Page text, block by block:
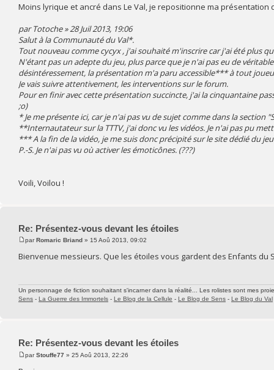
Moins lyrique et ancré dans Le Val, je repositionne ma présentation
par Totoche » 28 Juil 2013, 19:06
Salut à la Communauté du Val*.
Tout nouveau comme cycyx , j'ai souhaité m'inscrire car j'ai été plus
N'étant pas un adepte du jeu, plus parce que je n'ai pas eu de
désintéressement, la présentation m'a paru accessible*** à tout
Je vais suivre attentivement, les interventions sur le forum.
Pour en finir avec cette présentation succincte, j'ai la cinquantaine
;o)
* Je me présente ici, car je n'ai pas vu de sujet comme dans la section
**Internautateur sur la TTTV, j'ai donc vu les vidéos. Je n'ai pas pu
*** A la fin de la vidéo, je me suis donc précipité sur le site dédié du
P.-S. Je n'ai pas vu où activer les émoticônes. (???)
Voili, Voilou !
Re: Présentez-vous devant les étoiles
parRomaric Briand » 15 Aoû 2013, 09:02
Bienvenue messieurs. Que les étoiles vous gardent des Enfants du
Un personnage de fiction souhaitant s'incarner dans la réalité... Les rolistes sont mes
Sens - La Guerre des Immortels - Le Blog de la Cellule - Le Blog de Sens - Le Blog du Val
Re: Présentez-vous devant les étoiles
parStouffe77 » 25 Aoû 2013, 22:26